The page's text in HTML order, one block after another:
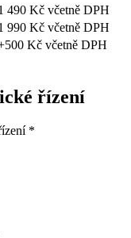
490 Kč včetně DPH
990 Kč včetně DPH
Kč včetně DPH
řízení
*